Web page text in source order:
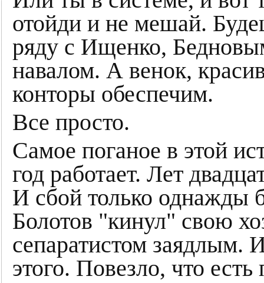
отойди и не мешай.
ряду с Ищенко,
навалом. А венок,
конторы обеспечим.
Все просто.
Самое поганое в этой
год работает. Лет
И сбой только однажды
Болотов "кинул" свою
сепаратистом заядлым.
этого. Повезло, что есть